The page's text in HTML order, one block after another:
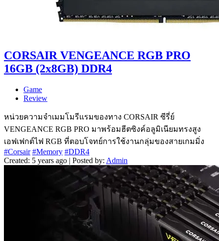
CORSAIR VENGEANCE RGB PRO
16GB (2x8GB) DDR4
Game
Review
หน่วยความจำเมมโมรีแรมของทาง CORSAIR ซีรี่ย์
VENGEANCE RGB PRO มาพร้อมฮีตซิงค์อลูมิเนียมทรงสูง
เอฟเฟกต์ไฟ RGB ที่ตอบโจทย์การใช้งานกลุ่มของสายเกมมิ่ง
#Corsair #Memory #DDR4
Created: 5 years ago | Posted by: Admin